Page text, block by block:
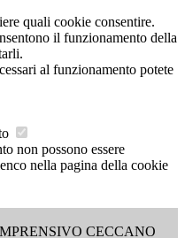
quali cookie consentire.
il funzionamento della
al funzionamento potete
non possono essere
nella pagina della cookie
CECCANO